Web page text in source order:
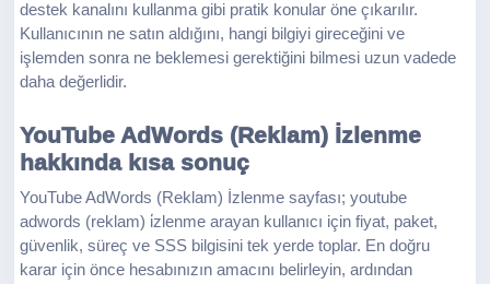
destek kanalını kullanma gibi pratik konular öne çıkarılır.
Kullanıcının ne satın aldığını, hangi bilgiyi gireceğini ve
işlemden sonra ne beklemesi gerektiğini bilmesi uzun vadede
daha değerlidir.
YouTube AdWords (Reklam) İzlenme
hakkında kısa sonuç
YouTube AdWords (Reklam) İzlenme sayfası; youtube
adwords (reklam) i̇zlenme arayan kullanıcı için fiyat, paket,
güvenlik, süreç ve SSS bilgisini tek yerde toplar. En doğru
karar için önce hesabınızın amacını belirleyin, ardından